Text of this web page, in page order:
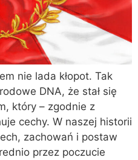
nie lada kłopot. Tak
DNA, że stał się
który – zgodnie z
cechy. W naszej historii
zachowań i postaw
przez poczucie